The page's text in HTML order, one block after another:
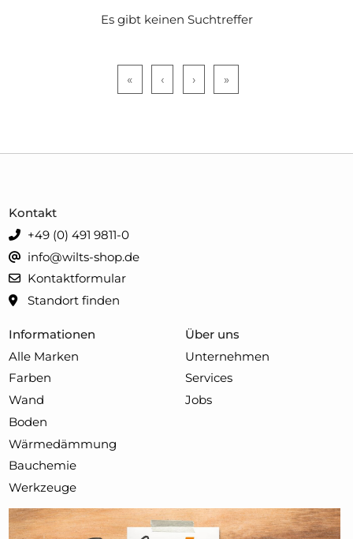
Es gibt keinen Suchtreffer
« ‹ › »
Informationen
Alle Marken
Farben
Wand
Boden
Wärmedämmung
Bauchemie
Werkzeuge
Über uns
Unternehmen
Services
Jobs
Kontakt
+49 (0) 491 9811-0
info@wilts-shop.de
Kontaktformular
Standort finden